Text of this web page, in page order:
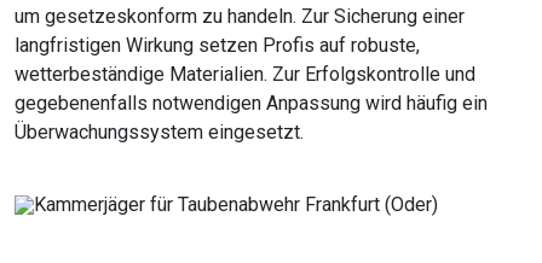
um gesetzeskonform zu handeln. Zur Sicherung einer
langfristigen Wirkung setzen Profis auf robuste,
wetterbeständige Materialien. Zur Erfolgskontrolle und
gegebenenfalls notwendigen Anpassung wird häufig ein
Überwachungssystem eingesetzt.